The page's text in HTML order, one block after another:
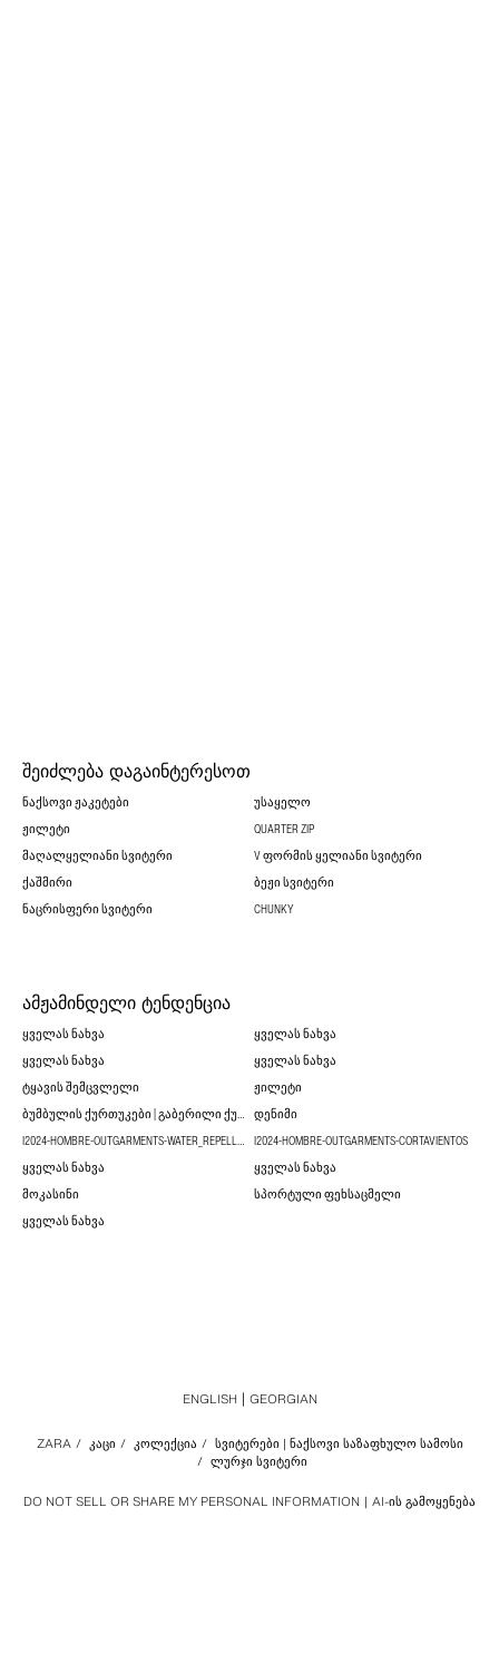
ᲨᲔᲘᲫᲚᲔᲑᲐ ᲓᲐᲒᲐᲘᲜᲢᲔᲠᲔᲡᲝᲗ
ᲜᲐᲥᲡᲝᲕᲘ ᲟᲐᲙᲔᲢᲔᲑᲘ
ᲣᲡᲐᲧᲔᲚᲝ
ᲟᲘᲚᲔᲢᲘ
QUARTER ZIP
ᲛᲐᲦᲐᲚᲧᲔᲚᲘᲐᲜᲘ ᲡᲕᲘᲢᲔᲠᲘ
V ᲤᲝᲠᲛᲘᲡ ᲧᲔᲚᲘᲐᲜᲘ ᲡᲕᲘᲢᲔᲠᲘ
ᲥᲐᲨᲛᲘᲠᲘ
ᲑᲔᲟᲘ ᲡᲕᲘᲢᲔᲠᲘ
ᲜᲐᲪᲠᲘᲡᲤᲔᲠᲘ ᲡᲕᲘᲢᲔᲠᲘ
CHUNKY
ᲐᲛᲟᲐᲛᲘᲜᲓᲔᲚᲘ ᲢᲔᲜᲓᲔᲜᲪᲘᲐ
ᲧᲕᲔᲚᲐᲡ ᲜᲐᲮᲕᲐ
ᲧᲕᲔᲚᲐᲡ ᲜᲐᲮᲕᲐ
ᲧᲕᲔᲚᲐᲡ ᲜᲐᲮᲕᲐ
ᲧᲕᲔᲚᲐᲡ ᲜᲐᲮᲕᲐ
ᲢᲧᲐᲕᲘᲡ ᲨᲔᲛᲪᲕᲚᲔᲚᲘ
ᲟᲘᲚᲔᲢᲘ
ᲑᲣᲛᲑᲣᲚᲘᲡ ᲥᲣᲠᲗᲣᲙᲔᲑᲘ | ᲒᲐᲑᲔᲠᲘᲚᲘ ᲥᲣᲠᲗᲣᲙᲔᲑᲘ ᲓᲔᲜᲘᲛᲘ
I2024-HOMBRE-OUTGARMENTS-WATER_REPELLENT I2024-HOMBRE-OUTGARMENTS-CORTAVIENTOS
ᲧᲕᲔᲚᲐᲡ ᲜᲐᲮᲕᲐ
ᲧᲕᲔᲚᲐᲡ ᲜᲐᲮᲕᲐ
ᲛᲝᲙᲐᲡᲘᲜᲘ
ᲡᲞᲝᲠᲢᲣᲚᲘ ᲤᲔᲮᲡᲐᲪᲛᲔᲚᲘ
ᲧᲕᲔᲚᲐᲡ ᲜᲐᲮᲕᲐ
DO NOT SELL OR SHARE MY PERSONAL INFORMATION AI-ᲘᲡ ᲒᲐᲛᲝᲧᲔᲜᲔᲑᲐ
ZARA / ᲙᲐᲪᲘ / ᲙᲝᲚᲔᲥᲪᲘᲐ / ᲡᲕᲘᲢᲔᲠᲔᲑᲘ | ᲜᲐᲥᲡᲝᲕᲘ ᲡᲐᲖᲐᲤᲮᲣᲚᲝ ᲡᲐᲛᲝᲡᲘ
/ ᲚᲣᲠᲯᲘ ᲡᲕᲘᲢᲔᲠᲘ
ENGLISH GEORGIAN